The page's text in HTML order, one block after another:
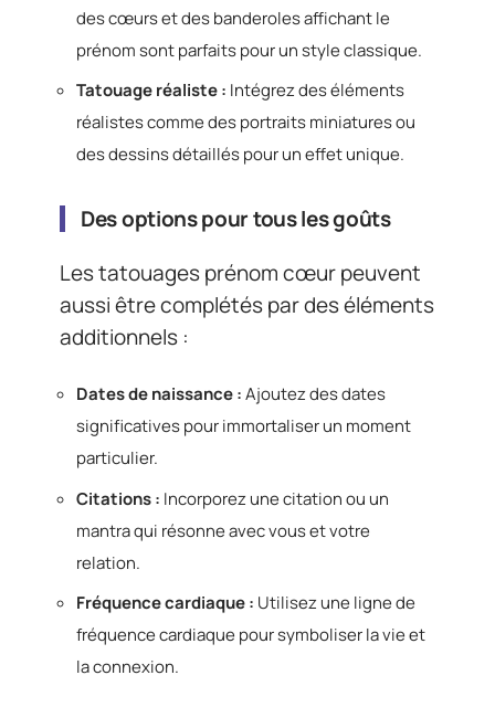
des cœurs et des banderoles affichant le
prénom sont parfaits pour un style classique.
Tatouage réaliste : Intégrez des éléments
réalistes comme des portraits miniatures ou
des dessins détaillés pour un effet unique.
Des options pour tous les goûts
Les tatouages prénom cœur peuvent
aussi être complétés par des éléments
additionnels :
Dates de naissance :Ajoutez des dates
significatives pour immortaliser un moment
particulier.
Citations : Incorporez une citation ou un
mantra qui résonne avec vous et votre
relation.
Fréquence cardiaque : Utilisez une ligne de
fréquence cardiaque pour symboliser la vie et
la connexion.